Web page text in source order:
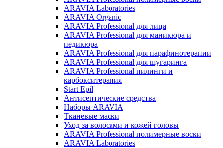
ARAVIA Laboratories
ARAVIA Organic
ARAVIA Professional для лица
ARAVIA Professional для маникюра и
педикюра
ARAVIA Professional для парафинотерапии
ARAVIA Professional для шугаринга
ARAVIA Professional пилинги и
карбокситерапия
Start Epil
Антисептические средства
Наборы ARAVIA
Тканевые маски
Уход за волосами и кожей головы
ARAVIA Professional полимерные воски
ARAVIA Laboratories